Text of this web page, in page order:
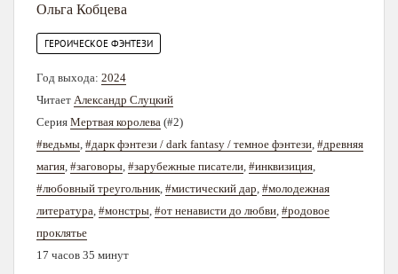
Ольга Кобцева
ГЕРОИЧЕСКОЕ ФЭНТЕЗИ
Год выхода: 2024
Читает Александр Слуцкий
Серия Мертвая королева (#2)
#ведьмы #дарк фэнтези / dark fantasy / темное фэнтези #древняя
магия #заговоры #зарубежные писатели #инквизиция
#любовный треугольник #мистический дар #молодежная
литература #монстры #от ненависти до любви #родовое
проклятье
17 часов 35 минут